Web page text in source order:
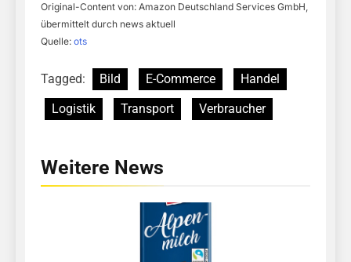
Original-Content von: Amazon Deutschland Services GmbH,
übermittelt durch news aktuell
Quelle: ots
Tagged: Bild E-Commerce
Handel
Logistik
Transport Verbraucher
Weitere News